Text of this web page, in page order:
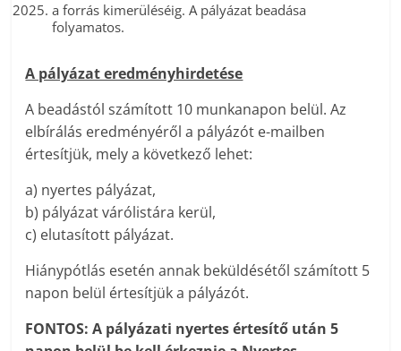
a forrás kimerüléséig. A pályázat beadása
folyamatos.
A pályázat eredményhirdetése
A beadástól számított 10 munkanapon belül. Az
elbírálás eredményéről a pályázót e-mailben
értesítjük, mely a következő lehet:
a) nyertes pályázat,
b) pályázat várólistára kerül,
c) elutasított pályázat.
Hiánypótlás esetén annak beküldésétől számított 5
napon belül értesítjük a pályázót.
FONTOS: A pályázati nyertes értesítő után 5